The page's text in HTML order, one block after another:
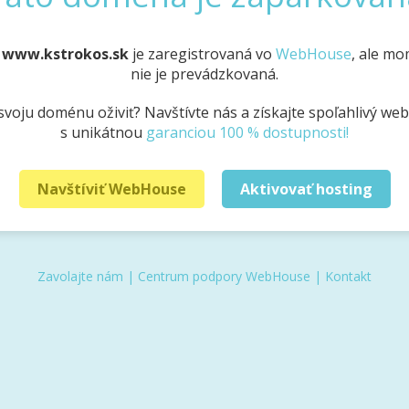
www.kstrokos.sk je zaregistrovaná vo WebHouse, ale
nie je prevádzkovaná.
doménu oživiť? Navštívte nás a získajte spoľahlivý
s unikátnou garanciou 100 % dostupnosti!
Navštíviť WebHouse Aktivovať hosting
Zavolajte nám | Centrum podpory WebHouse | Kontakt